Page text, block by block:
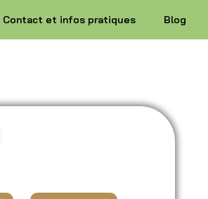
Contact et infos pratiques Blog